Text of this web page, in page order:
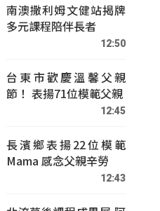
南澳撒利姆文健站揭牌
多元課程陪伴長者
12:50
台東市歡慶溫馨父親
節！ 表揚71位模範父親
12:45
長濱鄉表揚22位模範
Mama 感念父親辛勞
12:43